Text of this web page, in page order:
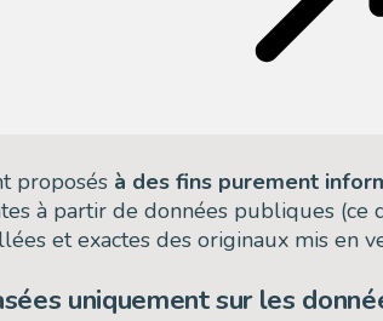
proposés à des fins purement
à partir de données publiques
et exactes des originaux mis en
uniquement sur les